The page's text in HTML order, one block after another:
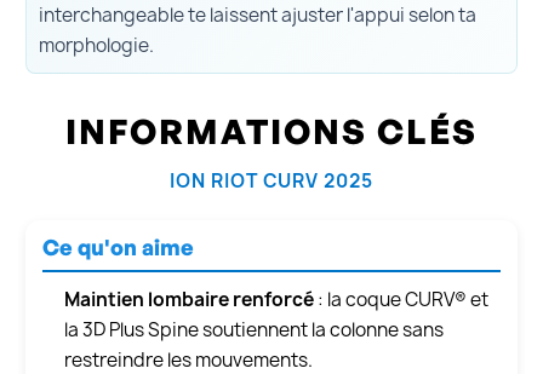
interchangeable te laissent ajuster l'appui selon ta
morphologie.
INFORMATIONS CLÉS
ION RIOT CURV 2025
Ce qu'on aime
Maintien lombaire renforcé: la coque CURV® et
la 3D Plus Spine soutiennent la colonne sans
restreindre les mouvements.